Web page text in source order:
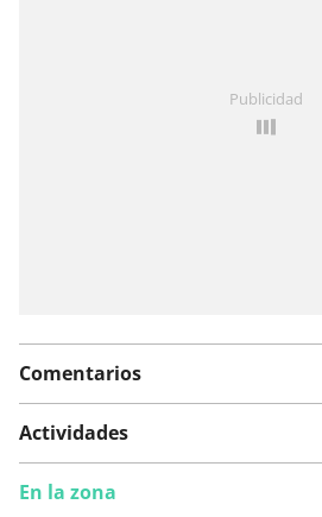
Publicidad
Comentarios
Actividades
En la zona